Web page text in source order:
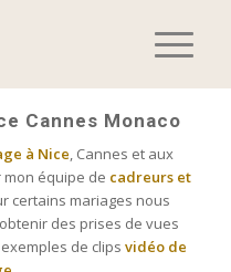
Cannes Monaco
à Nice, Cannes et aux
équipe de cadreurs et
certains mariages nous
des prises de vues
de clipsvidéo de